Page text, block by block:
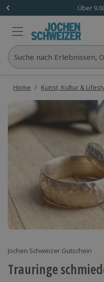
Über
Suche nach Erlebnissen,
Home / Kunst, Kultur &
Jochen Schweizer Gutschein
Trauringe